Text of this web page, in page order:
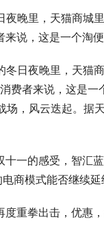
夜晚里，天猫商
说，这是一个淘
日夜晚里，天猫
费者来说，这是
，风云迭起。据
的感受，智汇蓝
商模式能否继续延
拳出击，优惠，